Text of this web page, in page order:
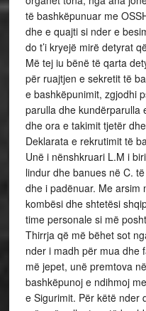
të bashkëpunuar me
dhe e quajti si nder e
do t’i kryejë mirë detyrat
Më tej iu bënë të qarta
për ruajtjen e sekretit të
e bashkëpunimit, zgjodhi
parulla dhe kundërparulla
dhe ora e takimit tjetër
Deklarata e rekrutimit të
Unë i nënshkruari L.M i
lindur dhe banues në C.
dhe i padënuar. Me arsim
kombësi dhe shtetësi
time personale si më
Thirrja që më bëhet sot
nder i madh për mua dhe
më jepet, unë premtova
bashkëpunoj e ndihmoj
e Sigurimit. Për këtë nder